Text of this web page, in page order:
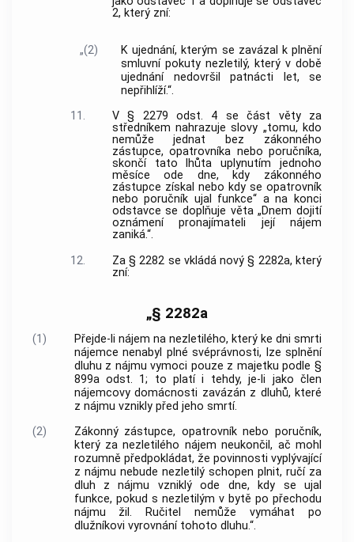
2, který zní:
„(2)
K ujednání, kterým se zavázal k plnění
smluvní pokuty nezletilý, který v době
ujednání nedovršil patnácti let, se
nepřihlíží.“.
11.
V § 2279 odst. 4 se část věty za
středníkem nahrazuje slovy „tomu, kdo
nemůže jednat bez zákonného
zástupce, opatrovníka nebo poručníka,
skončí tato lhůta uplynutím jednoho
měsíce ode dne, kdy zákonného
zástupce získal nebo kdy se opatrovník
nebo poručník ujal funkce“ a na konci
odstavce se doplňuje věta „Dnem dojití
oznámení pronajímateli její nájem
zaniká.“.
12.
Za § 2282 se vkládá nový § 2282a, který
zní:
„§ 2282a
(1)
Přejde-li nájem na nezletilého, který ke dni smrti
nájemce nenabyl plné svéprávnosti, lze splnění
dluhu z nájmu vymoci pouze z majetku podle §
899a odst. 1; to platí i tehdy, je-li jako člen
nájemcovy domácnosti zavázán z dluhů, které
z nájmu vznikly před jeho smrtí.
(2)
Zákonný zástupce, opatrovník nebo poručník,
který za nezletilého nájem neukončil, ač mohl
rozumně předpokládat, že povinnosti vyplývající
z nájmu nebude nezletilý schopen plnit, ručí za
dluh z nájmu vzniklý ode dne, kdy se ujal
funkce, pokud s nezletilým v bytě po přechodu
nájmu žil. Ručitel nemůže vymáhat po
dlužníkovi vyrovnání tohoto dluhu.“.